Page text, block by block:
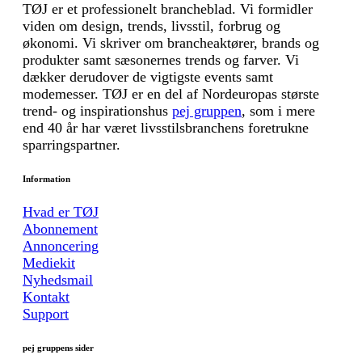
TØJ er et professionelt brancheblad. Vi formidler
viden om design, trends, livsstil, forbrug og
økonomi. Vi skriver om brancheaktører, brands og
produkter samt sæsonernes trends og farver. Vi
dækker derudover de vigtigste events samt
modemesser. TØJ er en del af Nordeuropas største
trend- og inspirationshus pej gruppen, som i mere
end 40 år har været livsstilsbranchens foretrukne
sparringspartner.
Information
Hvad er TØJ
Abonnement
Annoncering
Mediekit
Nyhedsmail
Kontakt
Support
pej gruppens sider